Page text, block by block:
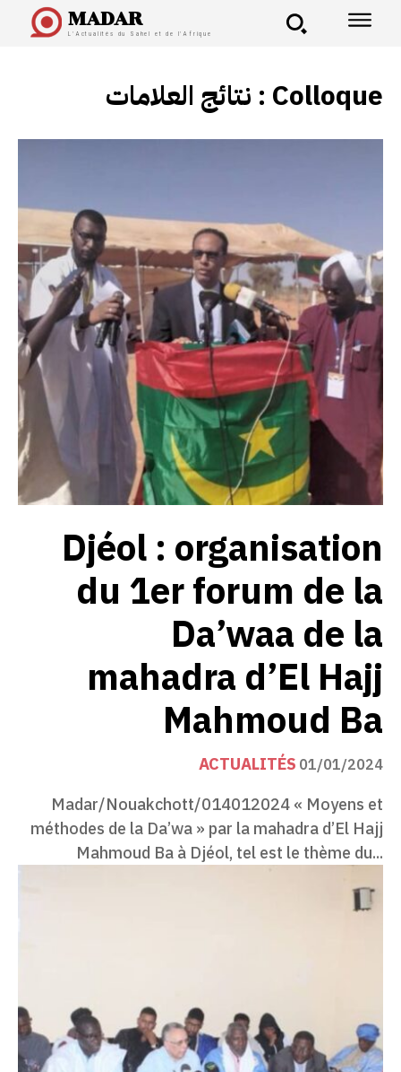
MADAR
L'Actualités du Sahel et de l'Afrique
نتائج العلامات : Colloque
Djéol : organisation
du 1er forum de la
Da’waa de la
mahadra d’El Hajj
Mahmoud Ba
ACTUALITÉS 01/01/2024
Madar/Nouakchott/014012024 « Moyens et
méthodes de la Da’wa » par la mahadra d’El Hajj
Mahmoud Ba à Djéol, tel est le thème du...